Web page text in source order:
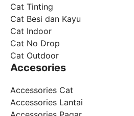
Cat Tinting
Cat Besi dan Kayu
Cat Indoor
Cat No Drop
Cat Outdoor
Accesories
Accessories Cat
Accessories Lantai